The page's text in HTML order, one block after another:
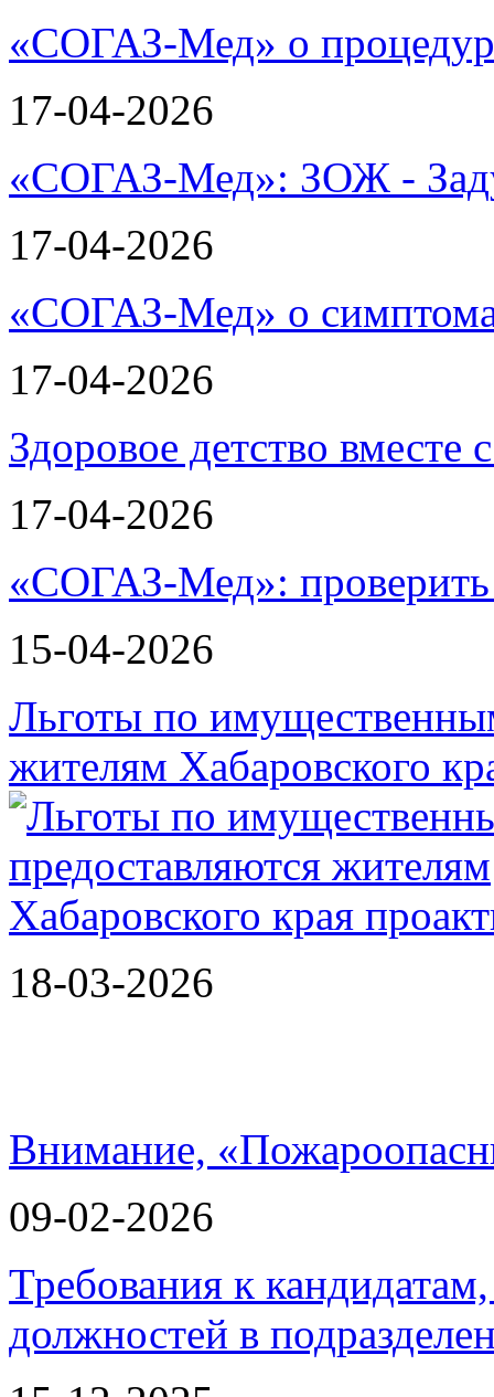
«СОГАЗ-Мед» о
17-04-2026
«СОГАЗ-Мед»: ЗОЖ -
17-04-2026
«СОГАЗ-Мед» о
17-04-2026
Здоровое детство
17-04-2026
«СОГАЗ-Мед»: проверить
15-04-2026
Льготы по
жителям Хабаровского
18-03-2026
Внимание,
09-02-2026
Требования к
должностей в